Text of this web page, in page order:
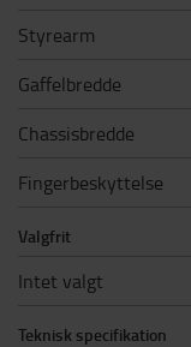
Styrearm
Gaffelbredde
Chassisbredde
Fingerbeskyttelse
Valgfrit
Intet valgt
Teknisk specifikation